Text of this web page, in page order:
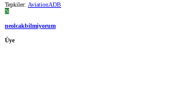
Tepkiler: AviationADB
N
neolcakbilmiyorum
Üye